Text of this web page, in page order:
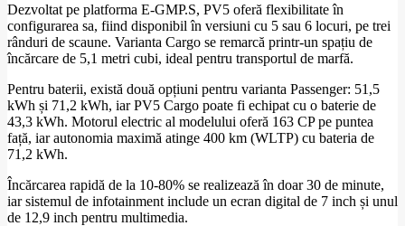
Dezvoltat pe platforma E-GMP.S, PV5 oferă flexibilitate în
configurarea sa, fiind disponibil în versiuni cu 5 sau 6 locuri, pe trei
rânduri de scaune. Varianta Cargo se remarcă printr-un spațiu de
încărcare de 5,1 metri cubi, ideal pentru transportul de marfă.
Pentru baterii, există două opțiuni pentru varianta Passenger: 51,5
kWh și 71,2 kWh, iar PV5 Cargo poate fi echipat cu o baterie de
43,3 kWh. Motorul electric al modelului oferă 163 CP pe puntea
față, iar autonomia maximă atinge 400 km (WLTP) cu bateria de
71,2 kWh.
Încărcarea rapidă de la 10-80% se realizează în doar 30 de minute,
iar sistemul de infotainment include un ecran digital de 7 inch și unul
de 12,9 inch pentru multimedia.